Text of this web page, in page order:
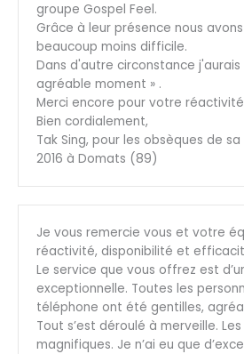
groupe Gospel Feel.
Grâce à leur présence nous
beaucoup moins difficile.
Dans d'autre circonstance j'aurais
agréable moment » .
Merci encore pour votre
Bien cordialement,
Tak Sing, pour les obsèques de
2016 à Domats (89)
Je vous remercie vous et votre
réactivité, disponibilité et
Le service que vous offrez est
exceptionnelle. Toutes les
téléphone ont été gentilles,
Tout s’est déroulé à merveille.
magnifiques. Je n’ai eu que